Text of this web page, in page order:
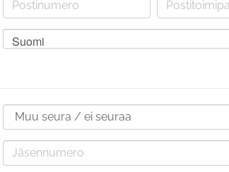
Suomi